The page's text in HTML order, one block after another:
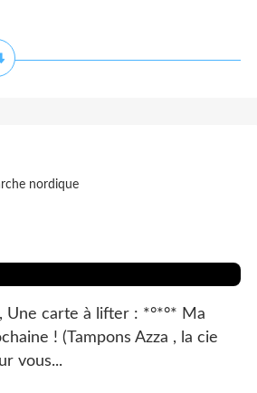
nordique
Une carte à lifter : *°*°* Ma
! (Tampons Azza , la cie
vous...